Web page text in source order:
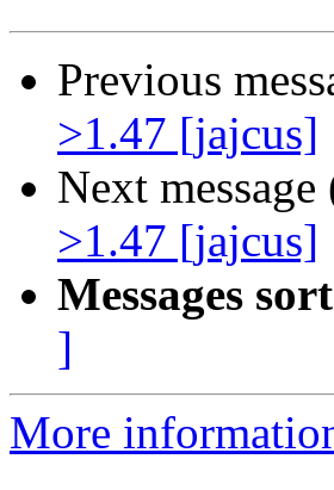
Previous
>1.47 [jajcus]
Next
>1.47 [jajcus]
Messages
]
More